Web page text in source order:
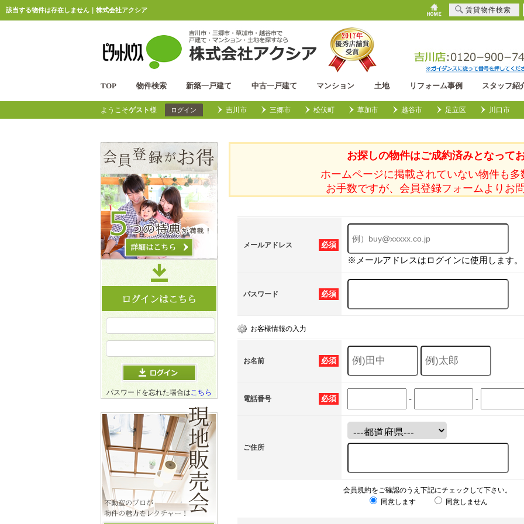
該当する物件は存在しません｜株式会社アクシア
TOP 物件検索 新築一戸建て 中古一戸建て マンション 土地 リフォーム事例 スタッフ紹
ようこそゲスト様 ログイン 吉川市 三郷市 松伏町 草加市 越谷市 足立区 川口市
お探しの物件はご成約済みとなってお
ホームページに掲載されていない物件も多
お手数ですが、会員登録フォームよりお
必須
メールアドレス
※メールアドレスはログインに使用します。
必須
パスワード
お客様情報の入力
必須
お名前
必須
電話番号 - -
ご住所
会員規約をご確認のうえ下記にチェックして下さい。
同意します
同意しません
パスワードを忘れた場合はこちら
賃貸物件検索